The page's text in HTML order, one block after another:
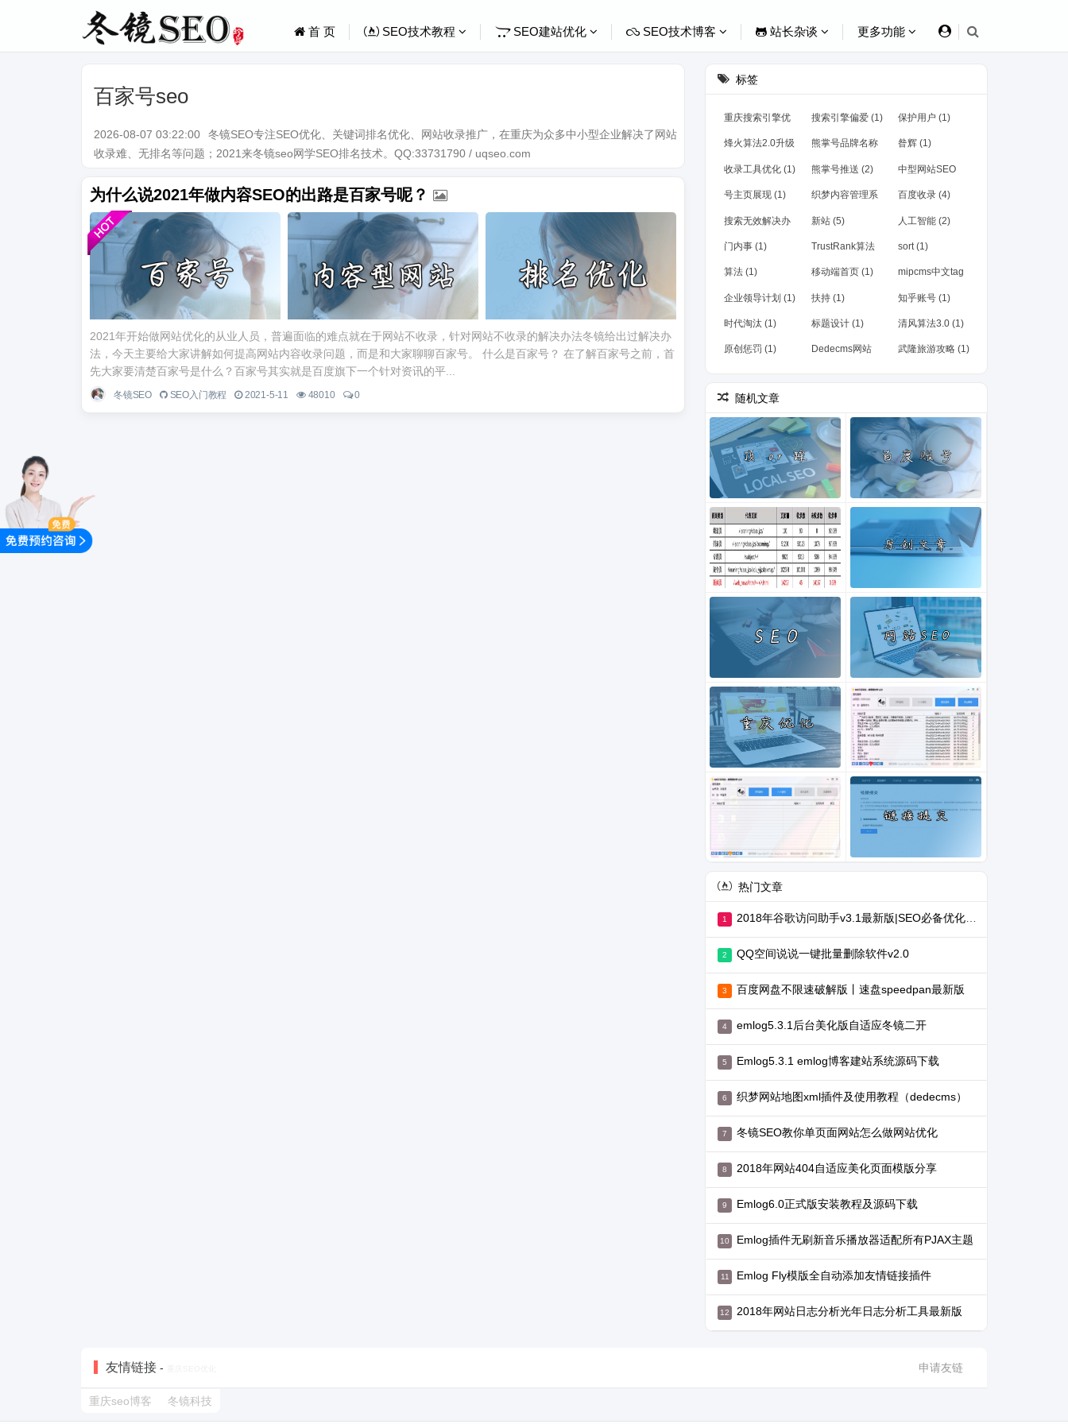
首 页 SEO技术教程 SEO建站优化 SEO技术博客 站长杂谈 更多功能
百家号seo
2026-08-07 03:22:00
冬镜SEO专注SEO优化、关键词排名优化、网站收录推广，在重庆为众多中小型企业解决了网站
收录难、无排名等问题；2021来冬镜seo网学SEO排名技术。QQ:33731790 / uqseo.com
为什么说2021年做内容SEO的出路是百家号呢？
2021年开始做网站优化的从业人员，普遍面临的难点就在于网站不收录，针对网站不收录的解决办法冬镜给出过解决办
法，今天主要给大家讲解如何提高网站内容收录问题，而是和大家聊聊百家号。 什么是百家号？ 在了解百家号之前，首
先大家要清楚百家号是什么？百家号其实就是百度旗下一个针对资讯的平...
冬镜SEO SEO入门教程 2021-5-11 48010 0
标签
重庆搜索引擎优
化 (1)
搜索引擎偏爱 (1) 保护用户 (1)
烽火算法2.0升级
(2)
熊掌号品牌名称
(1)
昝辉 (1)
收录工具优化 (1) 熊掌号推送 (2) 中型网站SEO
(1)
号主页展现 (1) 织梦内容管理系
统 (1)
百度收录 (4)
搜索无效解决办
法 (1)
新站 (5) 人工智能 (2)
门内事 (1) TrustRank算法
(1)
sort (1)
算法 (1) 移动端首页 (1) mipcms中文tag
(1)
企业领导计划 (1) 扶持 (1) 知乎账号 (1)
时代淘汰 (1) 标题设计 (1) 清风算法3.0 (1)
原创惩罚 (1) Dedecms网站 武隆旅游攻略 (1)
随机文章
热门文章
2018年谷歌访问助手v3.1最新版|SEO必备优化工具
QQ空间说说一键批量删除软件v2.0
百度网盘不限速破解版丨速盘speedpan最新版
emlog5.3.1后台美化版自适应冬镜二开
Emlog5.3.1 emlog博客建站系统源码下载
织梦网站地图xml插件及使用教程（dedecms）
冬镜SEO教你单页面网站怎么做网站优化
2018年网站404自适应美化页面模版分享
Emlog6.0正式版安装教程及源码下载
Emlog插件无刷新音乐播放器适配所有PJAX主题
Emlog Fly模版全自动添加友情链接插件
2018年网站日志分析光年日志分析工具最新版
友情链接 - 申请友链
重庆seo博客 冬镜科技